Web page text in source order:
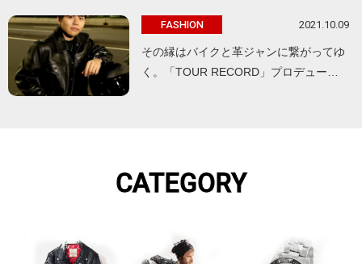
FASHION 2021.10.09
その縁はバイクと革ジャンに繋がってゆ
く。「TOUR RECORD」プロデュー…
CATEGORY